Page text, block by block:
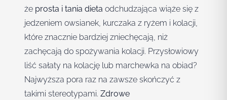
że prosta i tania dieta odchudzająca wiąże się z
jedzeniem owsianek, kurczaka z ryżem i kolacji,
które znacznie bardziej zniechęcają, niż
zachęcają do spożywania kolacji. Przysłowiowy
liść sałaty na kolację lub marchewka na obiad?
Najwyższa pora raz na zawsze skończyć z
takimi stereotypami. Zdrowe